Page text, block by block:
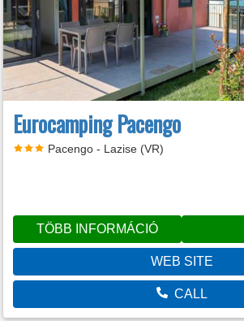
Eurocamping Pacengo
Pacengo - Lazise (VR)
TÖBB INFORMÁCIÓ
WEB SITE
CALL